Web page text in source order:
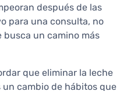
después de las
para una consulta, no
busca un camino más
que eliminar la leche
un cambio de hábitos que